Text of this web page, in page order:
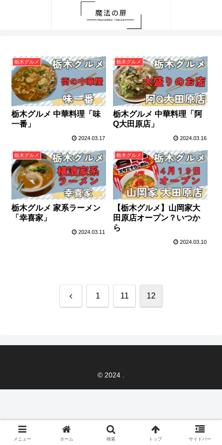
栃木グルメ
栃木グルメ 中華料理「味
一番」
2024.03.17
栃木グルメ
栃木グルメ 中華料理「阿
Q大田原店」
2024.03.16
栃木グルメ
栃木グルメ 家系ラーメン
「幸喜家」
2024.03.11
栃木グルメ
【栃木グルメ】山岡家大
田原店オープン？いつか
ら
2024.03.10
前 1 11 12
© 2024 .
メニュー ホーム 検索 トップ サイドバー